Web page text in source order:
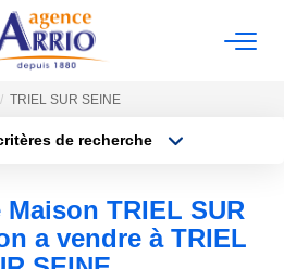
VENTES
VENDUS
TRIEL SUR SEINE
de recherche
Surface min
TRIEL SUR
a vendre à TRIEL